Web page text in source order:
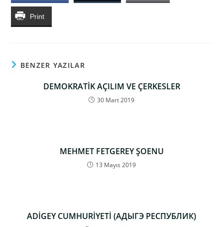
Print
BENZER YAZILAR
DEMOKRATİK AÇILIM VE ÇERKESLER
30 Mart 2019
MEHMET FETGEREY ŞOENU
13 Mayıs 2019
ADİGEY CUMHURİYETİ (АДЫГЭ РЕСПУБЛИК)